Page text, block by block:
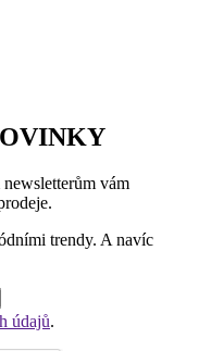
vám
trendy. A navíc
údajů.